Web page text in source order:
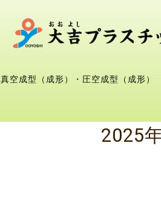
真空成型（成形）・圧空成型（成形）
2025